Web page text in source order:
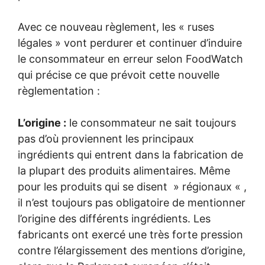
Avec ce nouveau règlement, les « ruses
légales » vont perdurer et continuer d’induire
le consommateur en erreur selon FoodWatch
qui précise ce que prévoit cette nouvelle
règlementation :
L’origine : le consommateur ne sait toujours
pas d’où proviennent les principaux
ingrédients qui entrent dans la fabrication de
la plupart des produits alimentaires. Même
pour les produits qui se disent » régionaux « ,
il n’est toujours pas obligatoire de mentionner
l’origine des différents ingrédients. Les
fabricants ont exercé une très forte pression
contre l’élargissement des mentions d’origine,